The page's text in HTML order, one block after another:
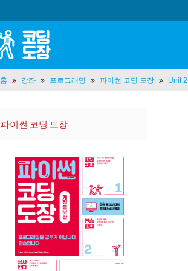
홈 강좌 프로그래밍 파이썬 코딩 도장 Unit
파이썬 코딩 도장